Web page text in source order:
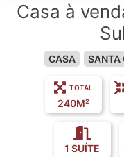
Casa à
CASA SANTA
TOTAL
240M²
1 SUÍTE